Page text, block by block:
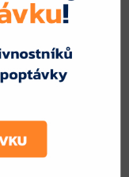
cenu?
půjčení
vyberete tu,